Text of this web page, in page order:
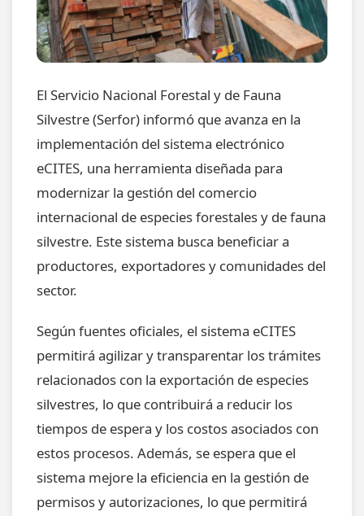
El Servicio Nacional Forestal y de Fauna
Silvestre (Serfor) informó que avanza en la
implementación del sistema electrónico
eCITES, una herramienta diseñada para
modernizar la gestión del comercio
internacional de especies forestales y de fauna
silvestre. Este sistema busca beneficiar a
productores, exportadores y comunidades del
sector.
Según fuentes oficiales, el sistema eCITES
permitirá agilizar y transparentar los trámites
relacionados con la exportación de especies
silvestres, lo que contribuirá a reducir los
tiempos de espera y los costos asociados con
estos procesos. Además, se espera que el
sistema mejore la eficiencia en la gestión de
permisos y autorizaciones, lo que permitirá